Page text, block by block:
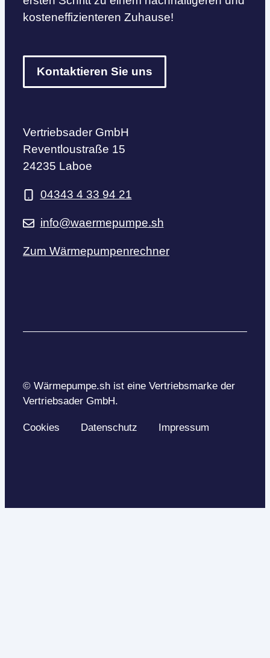
kosteneffizienteren Zuhause!
Kontaktieren Sie uns
Vertriebsader GmbH
Reventloustraße 15
24235 Laboe
04343 4 33 94 21
info@waermepumpe.sh
Zum Wärmepumpenrechner
© Wärmepumpe.sh ist eine Vertriebsmarke der
Vertriebsader GmbH.
Cookies Datenschutz Impressum